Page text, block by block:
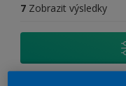
7 Zobrazit výsledky